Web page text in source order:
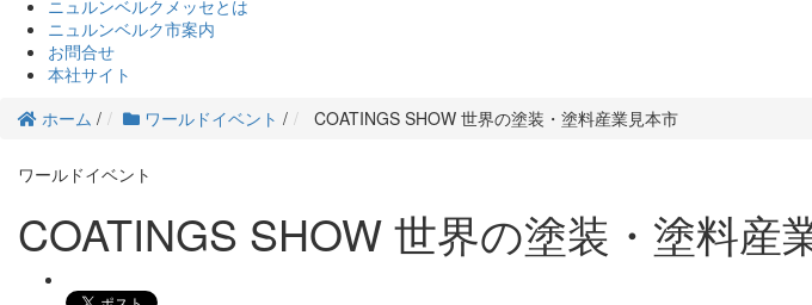
ニュルンベルクメッセとは
ニュルンベルク市案内
お問合せ
本社サイト
ホーム / ワールドイベント / COATINGS SHOW 世界の塗装・塗料産業見本市
ワールドイベント
COATINGS SHOW 世界の塗装・塗料産